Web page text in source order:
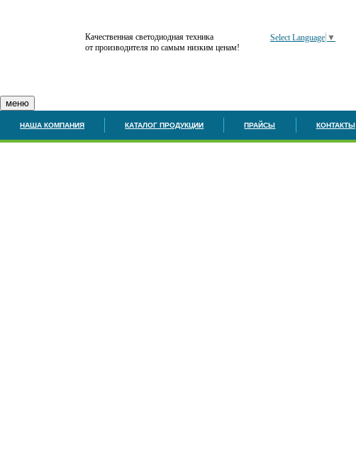
Качественная светодиодная техника
от производителя по самым низким ценам!
Select Language ▼
меню
НАША КОМПАНИЯ КАТАЛОГ ПРОДУКЦИИ ПРАЙСЫ КОНТАКТЫ